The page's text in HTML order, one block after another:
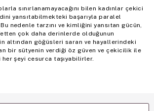
sınırlanamayacağını bilen kadınlar çekici
yansıtabilmekteki başarıyla paralel
nedenle tarzını ve kimliğini yansıtan gücün,
çok daha derinlerde olduğunun
altından göğüsleri saran ve hayallerindeki
bir sütyenin verdiği öz güven ve çekicilik ile
şeyi cesurca taşıyabilirler.
gücü tüm dünyada bilinen Victoria’s Secret,
Desteği Olmadan Kusursuzca